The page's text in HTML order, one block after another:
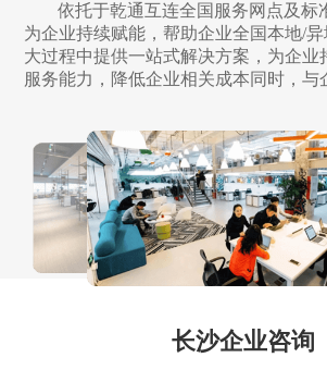
依托于乾通互连全国服务网点及标
为企业持续赋能，帮助企业全国本地/
大过程中提供一站式解决方案，为企业
服务能力，降低企业相关成本同时，与
长沙企业咨询